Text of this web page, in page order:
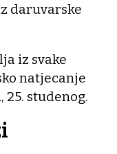
daruvarske
iz svake
natjecanje
25. studenog.